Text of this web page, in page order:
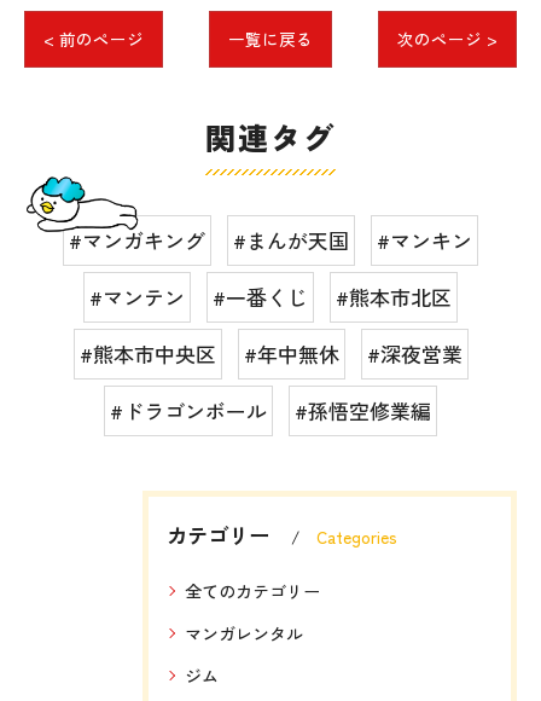
< 前のページ 一覧に戻る 次のページ >
関連タグ
#マンガキング #まんが天国
#マンキン
#マンテン
#一番くじ
#熊本市北区
#熊本市中央区
#年中無休
#深夜営業
#ドラゴンボール
#孫悟空修業編
カテゴリー Categories
全てのカテゴリー
マンガレンタル
ジム